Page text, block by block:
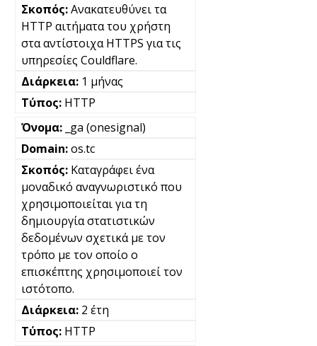
Ανακατευθύνει τα
HTTP αιτήματα του χρήστη
στα αντίστοιχα HTTPS για τις
υπηρεσίες Couldflare.
1 μήνας
HTTP
_ga (onesignal)
os.tc
Καταγράφει ένα
μοναδικό αναγνωριστικό που
χρησιμοποιείται για τη
δημιουργία στατιστικών
δεδομένων σχετικά με τον
τρόπο με τον οποίο ο
επισκέπτης χρησιμοποιεί τον
ιστότοπο.
2 έτη
HTTP